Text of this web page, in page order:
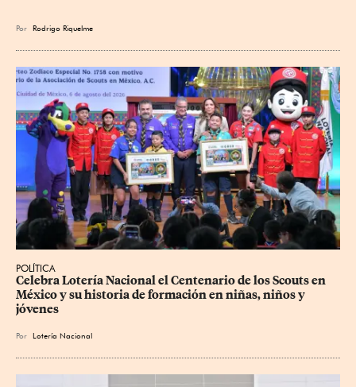
Por Rodrigo Riquelme
POLÍTICA
Celebra Lotería Nacional el Centenario de los Scouts en
México y su historia de formación en niñas, niños y
jóvenes
Por Lotería Nacional